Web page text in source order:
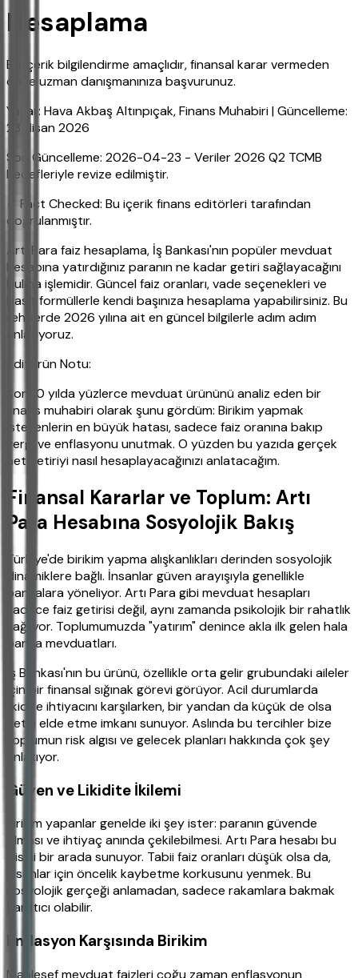
Hesaplama
Bu içerik bilgilendirme amaçlıdır, finansal karar vermeden
önce uzman danışmanınıza başvurunuz.
Yazar: Hava Akbaş Altınpıçak, Finans Muhabiri | Güncelleme:
23 Nisan 2026
Son Güncelleme: 2026-04-23 - Veriler 2026 Q2 TCMB
hedefleriyle revize edilmiştir.
✔ Fact Checked: Bu içerik finans editörleri tarafından
doğrulanmıştır.
Artı Para faiz hesaplama, İş Bankası'nın popüler mevduat
hesabına yatırdığınız paranın ne kadar getiri sağlayacağını
bulma işlemidir. Güncel faiz oranları, vade seçenekleri ve
basit formüllerle kendi başınıza hesaplama yapabilirsiniz. Bu
rehberde 2026 yılına ait en güncel bilgilerle adım adım
anlatıyoruz.
Editörün Notu:
Son 10 yılda yüzlerce mevduat ürününü analiz eden bir
finans muhabiri olarak şunu gördüm: Birikim yapmak
isteyenlerin en büyük hatası, sadece faiz oranına bakıp
vergi ve enflasyonu unutmak. O yüzden bu yazıda gerçek
net getiriyi nasıl hesaplayacağınızı anlatacağım.
Finansal Kararlar ve Toplum: Artı
Para Hesabına Sosyolojik Bakış
Türkiye'de birikim yapma alışkanlıkları derinden sosyolojik
dinamiklere bağlı. İnsanlar güven arayışıyla genellikle
bankalara yöneliyor. Artı Para gibi mevduat hesapları
sadece faiz getirisi değil, aynı zamanda psikolojik bir rahatlık
sağlıyor. Toplumumuzda "yatırım" denince akla ilk gelen hala
banka mevduatları.
İş Bankası'nın bu ürünü, özellikle orta gelir grubundaki aileler
için bir finansal sığınak görevi görüyor. Acil durumlarda
likidite ihtiyacını karşılarken, bir yandan da küçük de olsa
getiri elde etme imkanı sunuyor. Aslında bu tercihler bize
toplumun risk algısı ve gelecek planları hakkında çok şey
anlatıyor.
Güven ve Likidite İkilemi
Birikim yapanlar genelde iki şey ister: paranın güvende
olması ve ihtiyaç anında çekilebilmesi. Artı Para hesabı bu
ikisini bir arada sunuyor. Tabii faiz oranları düşük olsa da,
insanlar için öncelik kaybetme korkusunu yenmek. Bu
sosyolojik gerçeği anlamadan, sadece rakamlara bakmak
yanıltıcı olabilir.
Enflasyon Karşısında Birikim
Maalesef mevduat faizleri çoğu zaman enflasyonun